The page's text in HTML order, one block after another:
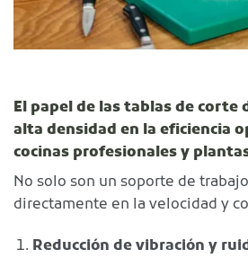
El papel de las tablas de corte
alta densidad en la eficiencia
cocinas profesionales y
No solo son un soporte de
directamente en la velocidad y
Reducción de vibración y